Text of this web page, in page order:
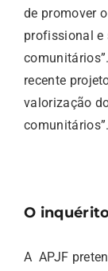
de promover
profissional e
recente
valorização
comunitários”.
O
A APJF